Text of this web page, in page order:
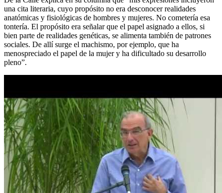
una cita literaria, cuyo propósito no era desconocer realidades
anatómicas y fisiológicas de hombres y mujeres. No cometería esa
tontería. El propósito era señalar que el papel asignado a ellos, si
bien parte de realidades genéticas, se alimenta también de patrones
sociales. De allí surge el machismo, por ejemplo, que ha
menospreciado el papel de la mujer y ha dificultado su desarrollo
pleno”.